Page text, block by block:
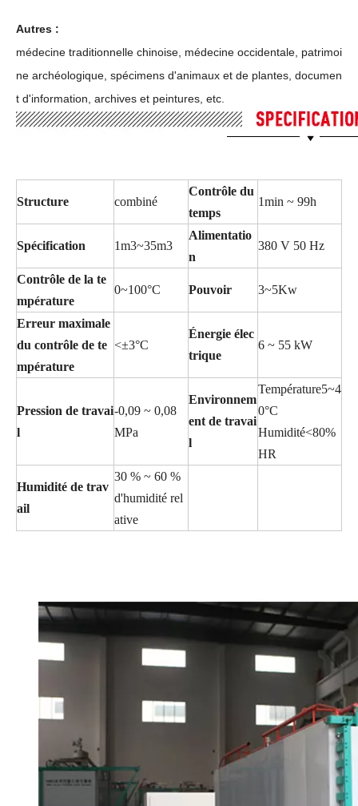
Autres :
médecine traditionnelle chinoise, médecine occidentale, patrimoi
ne archéologique, spécimens d'animaux et de plantes, documen
t d'information, archives et peintures, etc.
Structure combiné
Contrôle du
temps
1min ~ 99h
Spécification 1m3~35m3
Alimentatio
n
380 V 50 Hz
Contrôle de la te
mpérature
0~100°C Pouvoir 3~5Kw
Erreur maximale
du contrôle de te
mpérature
<±3°C
Énergie élec
trique
6 ~ 55 kW
Pression de travai
l
-0,09 ~ 0,08
MPa
Environnem
ent de travai
l
Température5~4
0°C
Humidité<80%
HR
Humidité de trav
ail
30 % ~ 60 %
d'humidité rel
ative